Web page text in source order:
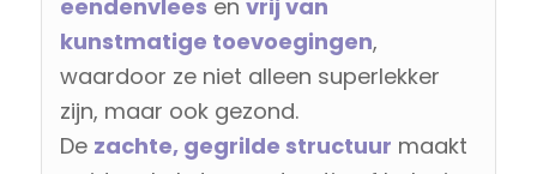
eendenvlees en vrij van
kunstmatige toevoegingen,
waardoor ze niet alleen superlekker
zijn, maar ook gezond.
De zachte, gegrilde structuur maakt